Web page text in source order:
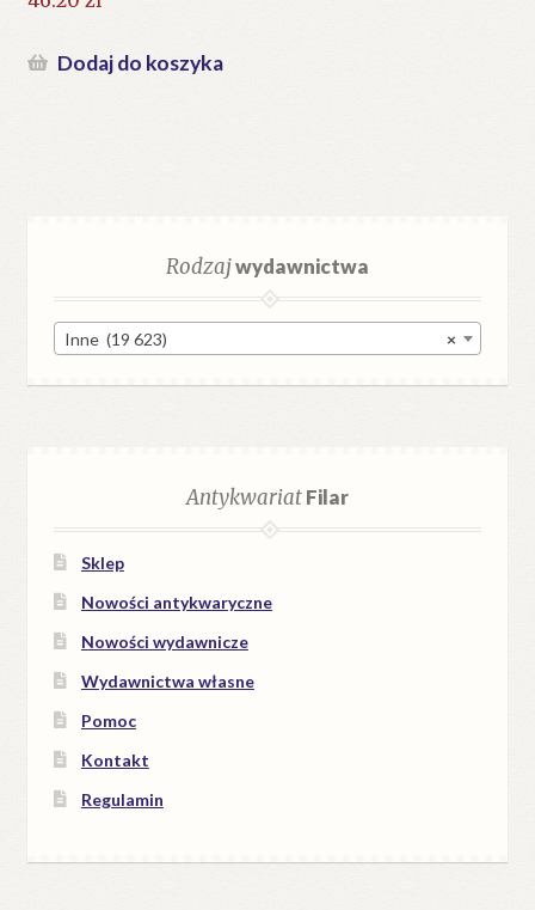
Dodaj do koszyka
Rodzajwydawnictwa
×
Inne (19 623)
AntykwariatFilar
Sklep
Nowości antykwaryczne
Nowości wydawnicze
Wydawnictwa własne
Pomoc
Kontakt
Regulamin